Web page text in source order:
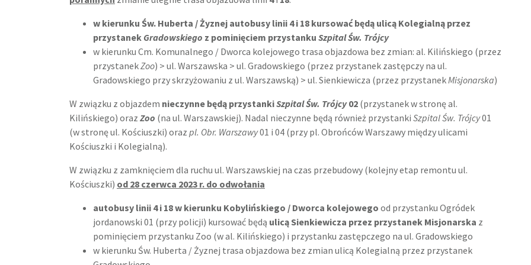
w kierunku Św. Huberta / Żyznej autobusy linii 4 i 18 kursować będą ulicą Kolegialną przez
przystanek Gradowskiego z pominięciem przystanku Szpital Św. Trójcy
w kierunku Cm. Komunalnego / Dworca kolejowego trasa objazdowa bez zmian: al. Kilińskiego (przez
przystanekZoo) > ul. Warszawska > ul. Gradowskiego (przez przystanek zastępczy na ul.
Gradowskiego przy skrzyżowaniu z ul. Warszawską) > ul. Sienkiewicza (przez przystanekMisjonarska)
W związku z objazdem nieczynne będą przystankiSzpital Św. Trójcy02 (przystanek w stronę al.
Kilińskiego) oraz Zoo (na ul. Warszawskiej). Nadal nieczynne będą również przystanki Szpital Św. Trójcy01
(w stronę ul. Kościuszki) oraz pl. Obr. Warszawy01 i 04 (przy pl. Obrońców Warszawy między ulicami
Kościuszki i Kolegialną).
W związku z zamknięciem dla ruchu ul. Warszawskiej na czas przebudowy (kolejny etap remontu ul.
Kościuszki) od 28 czerwca 2023 r. do odwołania
autobusy linii 4 i 18 w kierunku Kobylińskiego / Dworca kolejowego od przystanku Ogródek
jordanowski 01 (przy policji) kursować będą ulicą Sienkiewicza przez przystanek Misjonarska z
pominięciem przystanku Zoo (w al. Kilińskiego) i przystanku zastępczego na ul. Gradowskiego
w kierunku Św. Huberta / Żyznej trasa objazdowa bez zmian ulicą Kolegialną przez przystanek